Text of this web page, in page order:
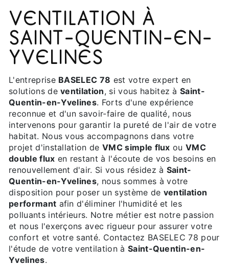
VENTILATION À
SAINT-QUENTIN-EN-
YVELINES
L'entreprise BASELEC 78 est votre expert en
solutions deventilation, si vous habitez àSaint-
Quentin-en-Yvelines. Forts d'une expérience
reconnue et d'un savoir-faire de qualité, nous
intervenons pour garantir la pureté de l'air de votre
habitat. Nous vous accompagnons dans votre
projet d'installation deVMC simple flux ouVMC
double flux en restant à l'écoute de vos besoins en
renouvellement d'air. Si vous résidez à Saint-
Quentin-en-Yvelines, nous sommes à votre
disposition pour poser un système de ventilation
performant afin d'éliminer l'humidité et les
polluants intérieurs. Notre métier est notre passion
et nous l'exerçons avec rigueur pour assurer votre
confort et votre santé. Contactez BASELEC 78 pour
l'étude de votre ventilation à Saint-Quentin-en-
Yvelines.